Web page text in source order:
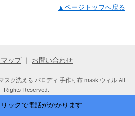
▲ページトップへ戻る
ップ｜ お問い合わせ
ク洗える パロディ 手作り布 mask ウィル All
Rights Reserved.
ックで電話がかかります